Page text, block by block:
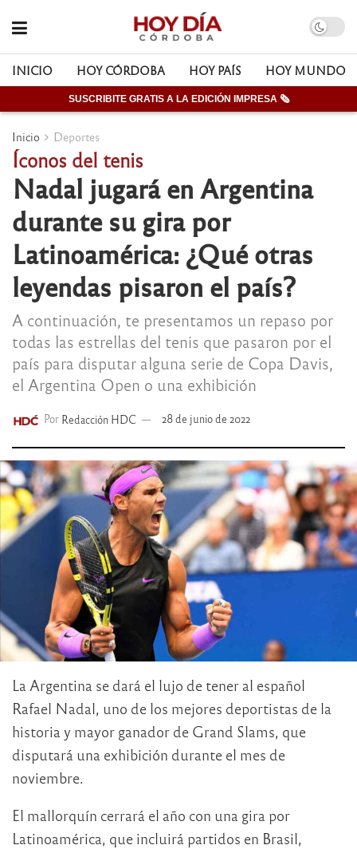
INICIO HOY CÓRDOBA HOY PAÍS HOY MUNDO
SUSCRIBITE GRATIS A LA EDICIÓN IMPRESA 🗞
Inicio Deportes
Íconos del tenis
Nadal jugará en Argentina
durante su gira por
Latinoamérica: ¿Qué otras
leyendas pisaron el país?
A continuación, te presentamos un repaso por
todas las estrellas del tenis que pasaron por el
país para disputar alguna serie de Copa Davis,
el Argentina Open o una exhibición
Por Redacción HDC 28 de junio de 2022
La Argentina se dará el lujo de tener al español
Rafael Nadal, uno de los mejores deportistas de la
historia y mayor ganador de Grand Slams, que
disputará una exhibición durante el mes de
noviembre.
El mallorquín cerrará el año con una gira por
Latinoamérica, que incluirá partidos en Brasil,